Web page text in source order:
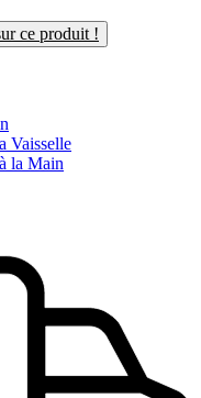
ce produit !
Vaisselle
la Main